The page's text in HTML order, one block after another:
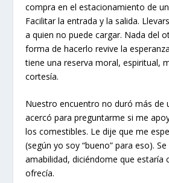
compra en el estacionamiento de
Facilitar la entrada y la salida.
a quien no puede cargar. Nada del
forma de hacerlo revive la
tiene una reserva moral, espiritual,
cortesía.
Nuestro encuentro no duró más de
acercó para preguntarme si me
los comestibles. Le dije que me
(según yo soy “bueno” para eso).
amabilidad, diciéndome que estaría
ofrecía.